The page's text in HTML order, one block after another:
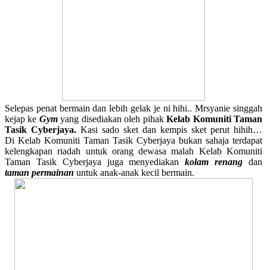
Selepas penat bermain dan lebih gelak je ni hihi.. Mrsyanie singgah
kejap ke Gymyang disediakan oleh pihakKelab Komuniti Taman
Tasik Cyberjaya. Kasi sado sket dan kempis sket perut hihih…
Di Kelab Komuniti Taman Tasik Cyberjaya bukan sahaja terdapat
kelengkapan riadah untuk orang dewasa malah Kelab Komuniti
Taman Tasik Cyberjaya juga menyediakankolam renang dan
taman permainan untuk anak-anak kecil bermain.